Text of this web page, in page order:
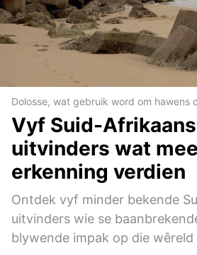
Dolosse, wat gebruik word om hawens
Vyf Suid-
uitvinders wat
erkenning verdien
Ontdek vyf minder bekende
uitvinders wie se
blywende impak op die wêreld